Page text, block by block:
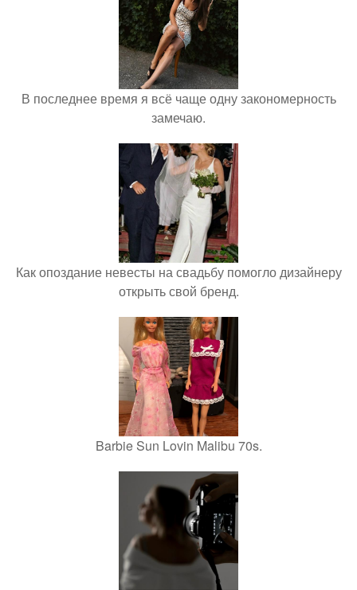
В последнее время я всё чаще одну закономерность
замечаю.
Как опоздание невесты на свадьбу помогло дизайнеру
открыть свой бренд.
Barbie Sun Lovin Malibu 70s.